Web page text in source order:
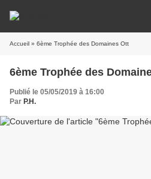
Accueil » 6ème Trophée des Domaines Ott
6ème Trophée des
Publié le 05/05/2019 à 16:00
Par P.H.